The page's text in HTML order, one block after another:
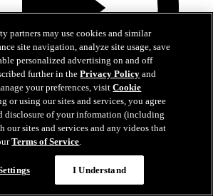
| Match 5
partners may use cookies and similar
site navigation, analyze site usage, save
personalized advertising on and off
further in thePrivacy Policy and
your preferences, visitCookie
or using our sites and services, you agree
disclosure of your information (including
our sites and services and any videos that
Terms of Service.
I Understand